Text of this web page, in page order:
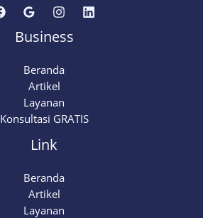
Business
Beranda
Artikel
Layanan
Konsultasi GRATIS
Link
Beranda
Artikel
Layanan